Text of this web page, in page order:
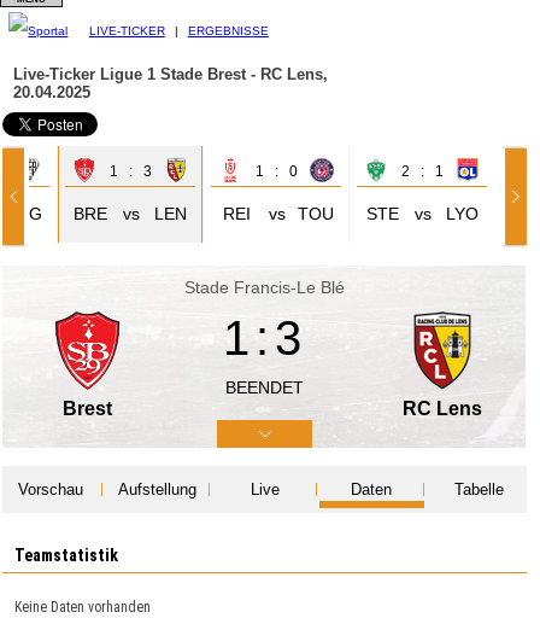
LIVE-TICKER | ERGEBNISSE
Live-Ticker Ligue 1 Stade Brest - RC Lens,
20.04.2025
ANG
1 : 3
BRE vs LEN
1 : 0
REI vs TOU
2 : 1
STE vs LYO
Stade Francis-Le Blé
Brest
1:3
BEENDET
RC Lens
Vorschau Aufstellung Live Daten Tabelle
Teamstatistik
Keine Daten vorhanden